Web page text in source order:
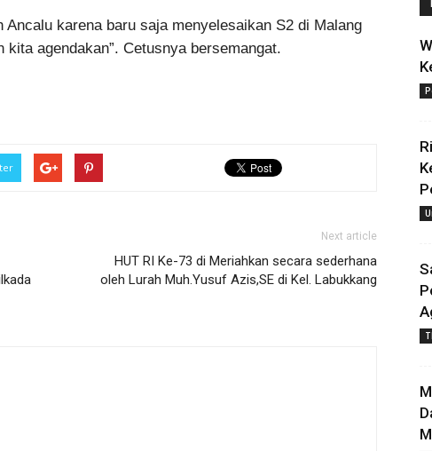
karena baru saja menyelesaikan S2 di Malang
agendakan”. Cetusnya bersemangat.
Next article
HUT RI Ke-73 di Meriahkan secara sederhana
oleh Lurah Muh.Yusuf Azis,SE di Kel. Labukkang